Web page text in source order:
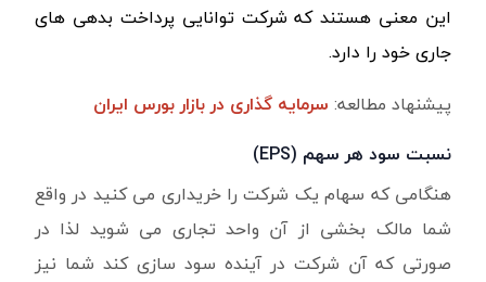
این معنی هستند که شرکت توانایی پرداخت بدهی های
جاری خود را دارد.
پیشنهاد مطالعه: سرمایه گذاری در بازار بورس ایران
نسبت سود هر سهم (EPS)
هنگامی که سهام یک شرکت را خریداری می کنید در واقع
شما مالک بخشی از آن واحد تجاری می شوید لذا در
صورتی که آن شرکت در آینده سود سازی کند شما نیز